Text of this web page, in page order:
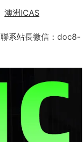
澳洲ICAS
系站長微信：doc8-